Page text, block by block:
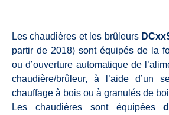
Les chaudières et les brûleurs
partir de 2018) sont équipés de la
ou d’ouverture automatique de
chaudière/brûleur, à l’aide d’un
chauffage à bois ou à granulés de
Les chaudières sont équipées